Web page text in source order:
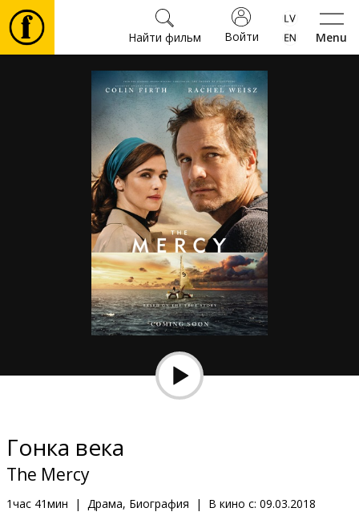
Menu
Войти
Найти фильм
Фильмы
Культура
Мероприятия
Новости
Подарки
Клуб
Гонка века
The Mercy
1час 41мин | Драма, Биография | В кино с: 09.03.2018